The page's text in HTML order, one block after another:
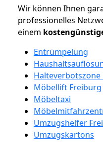
Wir können Ihnen
professionelles
einem
Entrümpelung
Möbellift Freiburg
Möbeltaxi
Umzugshelfer
Umzugskartons